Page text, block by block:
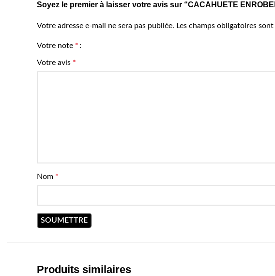
Soyez le premier à laisser votre avis sur “CACAHUETE
Votre adresse e-mail ne sera pas publiée. Les champs obligatoires
Votre note *
Votre avis *
Nom *
Produits similaires